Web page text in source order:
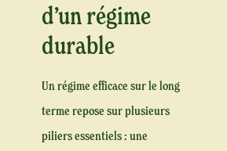
d’un régime
durable
Un régime efficace sur le long
terme repose sur plusieurs
piliers essentiels : une